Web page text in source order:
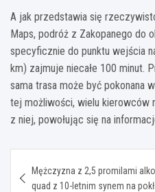
A jak przedstawia się
Maps, podróż z Zakopanego do
specyficznie do punktu wejścia
km) zajmuje niecałe 100 minut.
sama trasa może być pokonana
tej możliwości, wielu kierowców
z niej, powołując się na
wpisu
Mężczyzna z 2,5 promilami
quad z 10-letnim synem na